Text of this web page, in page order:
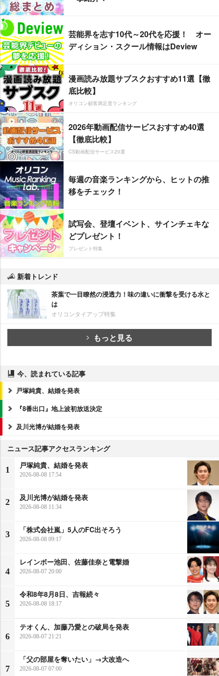
芸能界を志す10代～20代を応援！ オー
ディション・スクール情報はDeview
漫画読み放題サブスクおすすめ11選【徹
底比較】
オリコン顧客満足度ランキング
2026年動画配信サービスおすすめ40選
【徹底比較】
CS動画配信サービス20選
毎週の音楽ランキングから、ヒットの推
移をチェック！
試写会、登壇イベント、サインチェキな
どプレゼント！
プレゼント特集
新着トレンド
茶葉で一目瞭然の浸透力！味の違いに衝撃を受ける水と
は
オリコンタイアップ特集
もっと見る
今、読まれている記事
戸塚純貴、結婚を発表
『8番出口』地上波初放送決定
及川光博が結婚を発表
ニュース記事アクセスランキング
1
戸塚純貴、結婚を発表
2026-08-08 17:54
2
及川光博が結婚を発表
2026-08-08 11:34
3
「株式会社嵐」5人のFC出そろう
2026-08-08 09:17
4
レインボー池田、佐藤佳奈と電撃婚
2026-08-07 20:00
5
令和8年8月8日、吉報続々
2026-08-08 18:17
6
テオくん、加藤乃愛との破局を発表
2026-08-07 21:21
7
「父の部屋を奪いたい」→大改造へ
2026-08-07 07:00